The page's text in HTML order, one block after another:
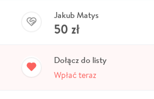
Jakub Matys
50 zł
Dołącz do listy
Wpłać teraz